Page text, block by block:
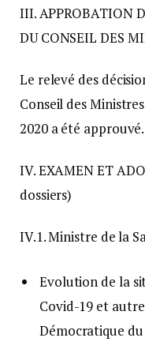
III. APPROBATION
DU CONSEIL DES
Le relevé des
Conseil des
2020 a été approuvé.
IV. EXAMEN ET
dossiers)
IV.1. Ministre de la
Evolution de la
Covid-19 et
Démocratique du